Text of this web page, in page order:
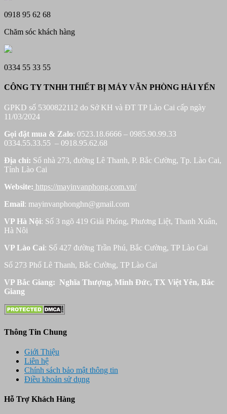
0918 95 62 68
Chăm sóc khách hàng
0334 55 33 55
CÔNG TY TNHH THIẾT BỊ MÁY VĂN PHÒNG HẢI YẾN
GPKD số 5300822112 do Sở KH và ĐT TP Lào Cai cấp ngày
11/03/2024
Gọi đặt mua & Zalo: 0523.18.6666 – 0985.90.99.33
0334.55.33.55 – 0918.95.62.68
Địa chỉ: Số nhà 273, đường Lê Thanh, P. Bắc Cường, Tp. Lào Cai,
Tỉnh Lào Cai
Website: https://mayinvanphong.com.vn/
Email: mayinvanphonghn@gmail.com
VP Hà Nội: Số 3 ngõ 419 Giải Phóng, Phương Liệt, Thanh Xuân,
Hà Nôi
VP Lào Cai: Số 427 đường Trần Phú, Bắc Cường, TP Lào Cai
Số 273 Phố Lê Thanh, Bắc Cường, TP Lào Cai
VP Bắc Giang: Nghĩa Thượng, Minh Đức, TX Việt Yên, Bắc
Giang
Thông Tin Chung
Giới Thiệu
Liên hệ
Chính sách bảo mật thông tin
Điều khoản sử dụng
Hỗ Trợ Khách Hàng